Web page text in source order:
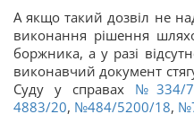
А якщо такий дозвіл не
виконання рішення
боржника, а у разі
виконавчий документ
Суду у справах №334/
4883/20, №484/5200/18,